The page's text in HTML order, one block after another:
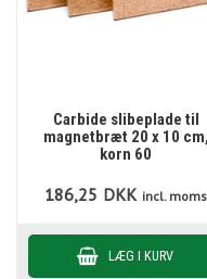
Carbide slibeplade til
magnetbræt 20 x 10 cm,
korn 60
186,25 DKK incl. moms